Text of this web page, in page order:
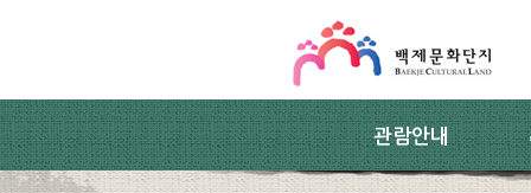
관람안내